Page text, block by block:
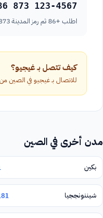
873 123-4567
اطلب +86 ثم رمز المدينة 873 ثم رقم الهاتف بدون الصفر الأول.
كيف تتصل بـ غيجيو؟
للاتصال بـ غيجيو في الصين من خارج البلاد، اطلب الرمز
مدن أخرى في الصين
بكين
شيننونججيا